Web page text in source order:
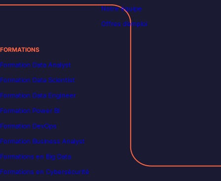
Notre équipe
Offres d’emploi
FORMATIONS
Formation Data Analyst
Formation Data Scientist
Formation Data Engineer
Formation Power BI
Formation DevOps
Formation Business Analyst
Formations en Big Data
Formations en Cybersécurité